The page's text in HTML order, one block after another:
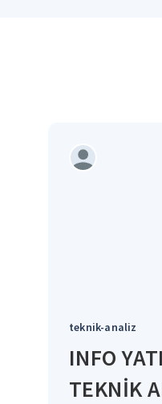
teknik-analiz
INFO
TEKNİK